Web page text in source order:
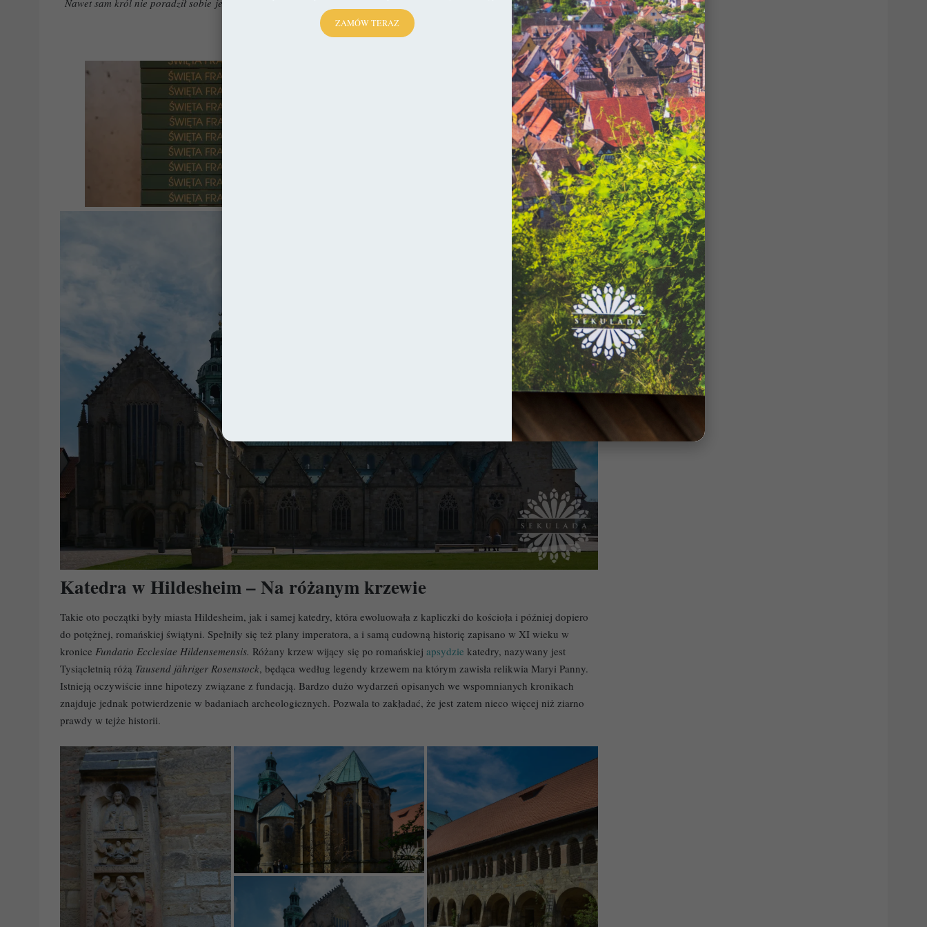
tu świątynię ku jej czci.
Katedra w Hildesheim – Na różanym krzewie
Takie oto początki były miasta Hildesheim, jak i samej katedry, która ewoluowała z kapliczki do kościoła i później dopiero
do potężnej, romańskiej świątyni. Spełniły się też plany imperatora, a i samą cudowną historię zapisano w XI wieku w
kronice Fundatio Ecclesiae Hildensemensis. Różany krzew wijący się po romańskiej apsydzie katedry, nazywany jest
Tysiącletnią różą Tausend jähriger Rosenstock, będąca według legendy krzewem na którym zawisła relikwia Maryi Panny.
Istnieją oczywiście inne hipotezy związane z fundacją. Bardzo dużo wydarzeń opisanych we wspomnianych kronikach
znajduje jednak potwierdzenie w badaniach archeologicznych. Pozwala to zakładać, że jest zatem nieco więcej niż ziarno
prawdy w tejże historii.
ZAMÓW TERAZ